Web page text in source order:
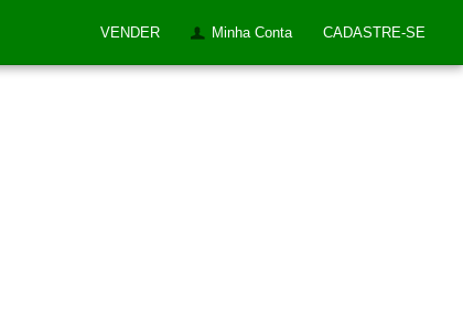
VENDER Minha Conta CADASTRE-SE